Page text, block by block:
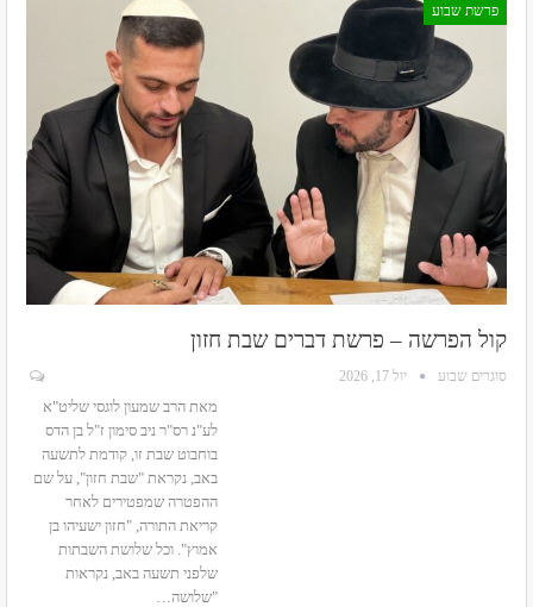
פרשת שבוע
קול הפרשה – פרשת דברים שבת חזון
סוגרים שבוע יול 17, 2026
מאת הרב שמעון לוגסי שליט"א
לע"נ רס"ר ניב סימון ז"ל בן הדס
בוחבוט שבת זו, קודמת לתשעה
באב, נקראת "שבת חזון", על שם
ההפטרה שמפטירים לאחר
קריאת התורה, "חזון ישעיהו בן
אמוץ". וכל שלושת השבתות
שלפני תשעה באב, נקראות
"שלושה